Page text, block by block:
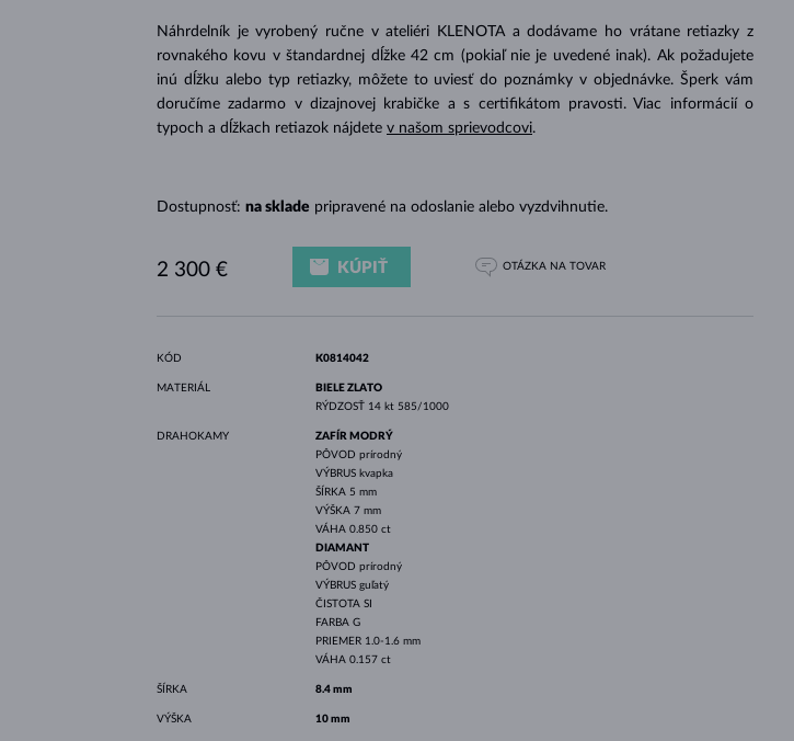
Náhrdelník je vyrobený ručne v ateliéri KLENOTA a dodávame ho vrátane retiazky z
rovnakého kovu v štandardnej dĺžke 42 cm (pokiaľ nie je uvedené inak). Ak požadujete
inú dĺžku alebo typ retiazky, môžete to uviesť do poznámky v objednávke. Šperk vám
doručíme zadarmo v dizajnovej krabičke a s certifikátom pravosti. Viac informácií o
typoch a dĺžkach retiazok nájdete v našom sprievodcovi.
Dostupnosť: na sklade pripravené na odoslanie alebo vyzdvihnutie.
2 300 € KÚPIŤ OTÁZKA NA TOVAR
KÓD K0814042
MATERIÁL
BIELE ZLATO
RÝDZOSŤ 14 kt 585/1000
DRAHOKAMY
ZAFÍR MODRÝ
PÔVOD prírodný
VÝBRUS kvapka
ŠÍRKA 5 mm
VÝŠKA 7 mm
VÁHA 0.850 ct
DIAMANT
PÔVOD prírodný
VÝBRUS guľatý
ČISTOTA SI
FARBA G
PRIEMER 1.0-1.6 mm
VÁHA 0.157 ct
ŠÍRKA 8.4 mm
VÝŠKA 10 mm